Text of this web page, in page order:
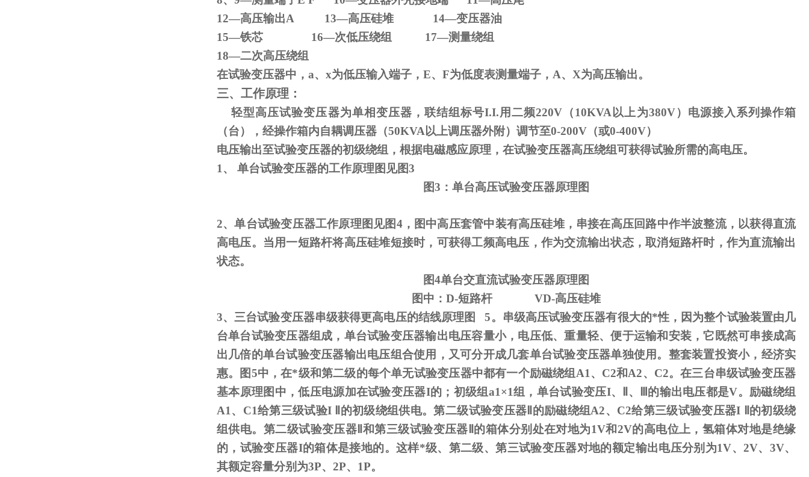
12—高压输出A 13—高压硅堆 14—变压器油
15—铁芯 16—次低压绕组 17—测量绕组
18—二次高压绕组
在试验变压器中， a、 x为低压输入端子， E、 F为低度表测量端子， A、 X为高压输出。
三、工作原理：
轻型高压试验变压器为单相变压器，联结组标号I.I.用二频220V （10KVA 以上为380V）电源接入系列操作箱
（台），经操作箱内自耦调压器（50KVA 以上调压器外附）调节至0-200V （或0-400V）
电压输出至试验变压器的初级绕组，根据电磁感应原理，在试验变压器高压绕组可获得试验所需的高电压。
1、 单台试验变压器的工作原理图见图3
图3 ：单台高压试验变压器原理图
2、单台试验变压器工作原理图见图4 ，图中高压套管中装有高压硅堆，串接在高压回路中作半波整流，以获得直流
高电压。当用一短路杆将高压硅堆短接时，可获得工频高电压，作为交流输出状态，取消短路杆时，作为直流输出
状态。
图4单台交直流试验变压器原理图
图中： D-短路杆 VD-高压硅堆
3、三台试验变压器串级获得更高电压的结线原理图5。串级高压试验变压器有很大的*性，因为整个试验装置由几
台单台试验变压器组成，单台试验变压器输出电压容量小，电压低、重量轻、便于运输和安装，它既然可串接成高
出几倍的单台试验变压器输出电压组合使用，又可分开成几套单台试验变压器单独使用。整套装置投资小，经济实
惠。图5中，在*级和第二级的每个单无试验变压器中都有一个励磁绕组 A1 、 C2和A2、 C2。在三台串级试验变压器
基本原理图中，低压电源加在试验变压器I的；初级组 a1×1组，单台试验变压I、 、 的输出电压都是V。励磁绕组
A1 、 C1给第三级试验I
Ⅱ的初级绕组供电。第二级试验变压器Ⅱ的励磁绕组A2、C2给第三级试验变压器I Ⅱ的初级绕
组供电。第二级试验变压器Ⅱ和第三级试验变压器Ⅱ的箱体分别处在对地为1V和2V的高电位上，氢箱体对地是绝缘
的，试验变压器I的箱体是接地的。这样*级、第二级、第三试验变压器对地的额定输出电压分别为1V、2V、3V、
其额定容量分别为3P、2P、1P。